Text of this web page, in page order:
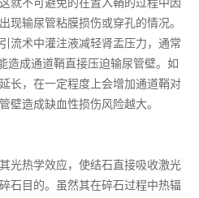
就不可避免的在置入鞘的过程中因
现输尿管粘膜损伤或穿孔的情况。
流术中灌注液减轻肾盂压力，通常
造成通道鞘直接压迫输尿管壁。如
长，在一定程度上会增加通道鞘对
壁造成缺血性损伤风险越大。
光热学效应，使结石直接吸收激光
石目的。虽然其在碎石过程中热辐